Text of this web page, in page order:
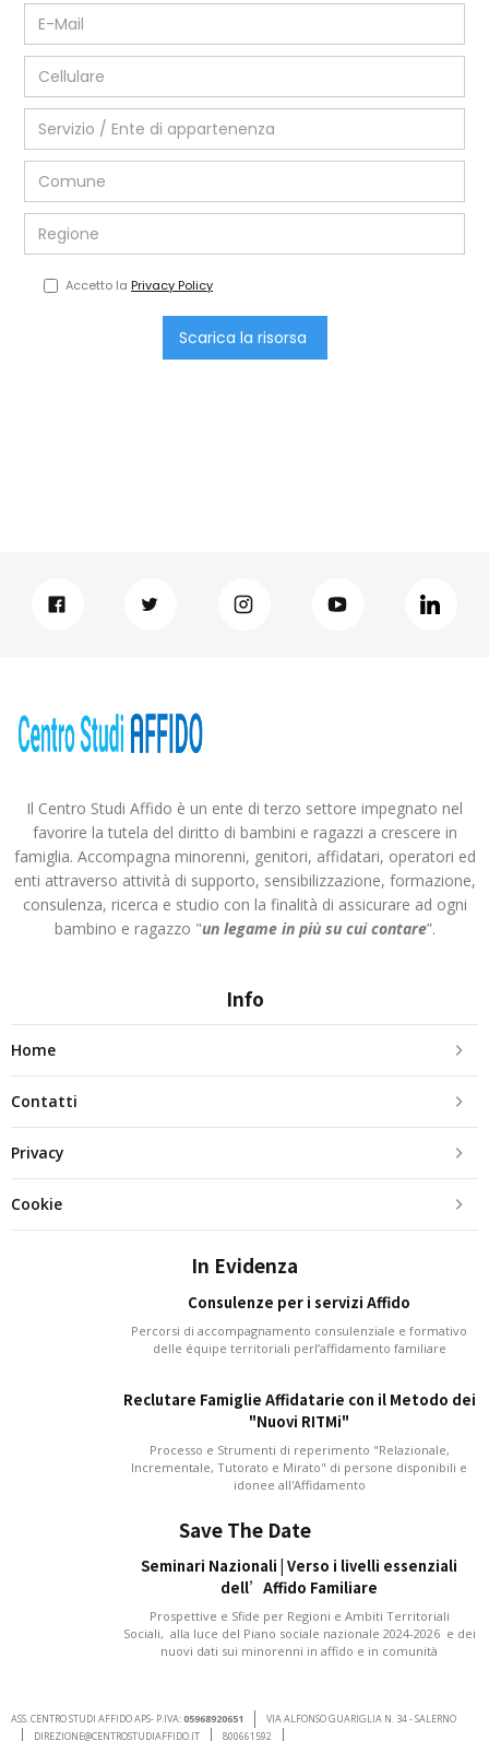
Accetto la Privacy Policy
Il Centro Studi Affido è un ente di terzo settore impegnato nel
favorire la tutela del diritto di bambini e ragazzi a crescere in
famiglia. Accompagna minorenni, genitori, affidatari, operatori ed
enti attraverso attività di supporto, sensibilizzazione, formazione,
consulenza, ricerca e studio con la finalità di assicurare ad ogni
bambino e ragazzo "un legame in più su cui contare”.
Info
Home
Contatti
Privacy
Cookie
In Evidenza
Consulenze per i servizi Affido
Percorsi di accompagnamento consulenziale e formativo
delle équipe territoriali perl’affidamento familiare
Reclutare Famiglie Affidatarie con il Metodo dei
"Nuovi RITMi"
Processo e Strumenti di reperimento "Relazionale,
Incrementale, Tutorato e Mirato" di persone disponibili e
idonee all'Affidamento
Save The Date
Seminari Nazionali | Verso i livelli essenziali
dell’Affido Familiare
Prospettive e Sfide per Regioni e Ambiti Territoriali
Sociali, alla luce del Piano sociale nazionale 2024-2026 e dei
nuovi dati sui minorenni in affido e in comunità
ASS. CENTRO STUDI AFFIDO APS- P.IVA:05968920651
VIA ALFONSO GUARIGLIA N. 34 - SALERNO
DIREZIONE@CENTROSTUDIAFFIDO.IT
800661592